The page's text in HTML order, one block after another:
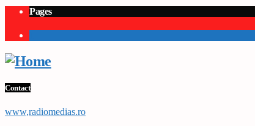
Pages
Contact
www,radiomedias.ro